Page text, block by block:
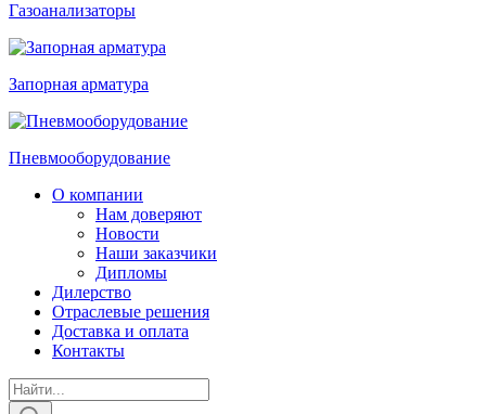
Газоанализаторы
Запорная арматура
Пневмооборудование
О компании
Нам доверяют
Новости
Наши заказчики
Дипломы
Дилерство
Отраслевые решения
Доставка и оплата
Контакты
Поиск
товаров